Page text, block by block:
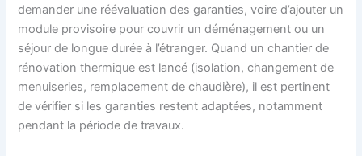
demander une réévaluation des garanties, voire d’ajouter un
module provisoire pour couvrir un déménagement ou un
séjour de longue durée à l’étranger. Quand un chantier de
rénovation thermique est lancé (isolation, changement de
menuiseries, remplacement de chaudière), il est pertinent
de vérifier si les garanties restent adaptées, notamment
pendant la période de travaux.